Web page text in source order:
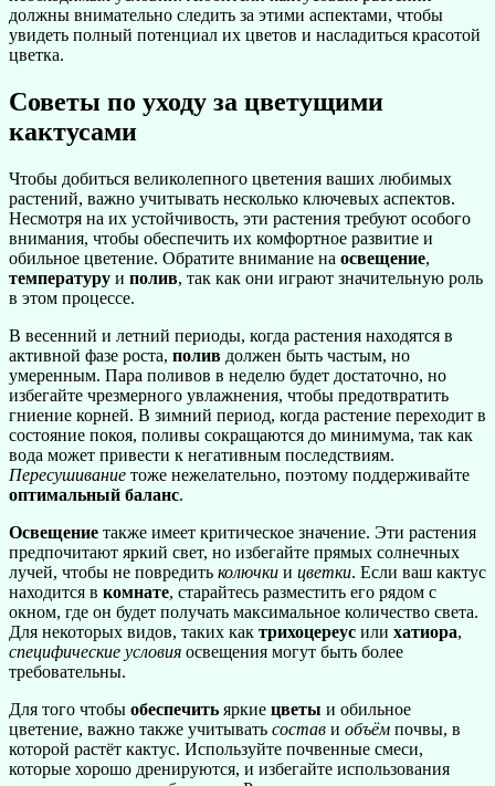
должны внимательно следить за этими аспектами, чтобы
увидеть полный потенциал их цветов и насладиться красотой
цветка.
Советы по уходу за цветущими
кактусами
Чтобы добиться великолепного цветения ваших любимых
растений, важно учитывать несколько ключевых аспектов.
Несмотря на их устойчивость, эти растения требуют особого
внимания, чтобы обеспечить их комфортное развитие и
обильное цветение. Обратите внимание на освещение,
температуру и полив, так как они играют значительную роль
в этом процессе.
В весенний и летний периоды, когда растения находятся в
активной фазе роста, полив должен быть частым, но
умеренным. Пара поливов в неделю будет достаточно, но
избегайте чрезмерного увлажнения, чтобы предотвратить
гниение корней. В зимний период, когда растение переходит в
состояние покоя, поливы сокращаются до минимума, так как
вода может привести к негативным последствиям.
Пересушивание тоже нежелательно, поэтому поддерживайте
оптимальный баланс.
Освещение также имеет критическое значение. Эти растения
предпочитают яркий свет, но избегайте прямых солнечных
лучей, чтобы не повредить колючки и цветки. Если ваш кактус
находится в комнате, старайтесь разместить его рядом с
окном, где он будет получать максимальное количество света.
Для некоторых видов, таких как трихоцереус или хатиора,
специфические условия освещения могут быть более
требовательны.
Для того чтобы обеспечить яркие цветы и обильное
цветение, важно также учитывать состав и объём почвы, в
которой растёт кактус. Используйте почвенные смеси,
которые хорошо дренируются, и избегайте использования